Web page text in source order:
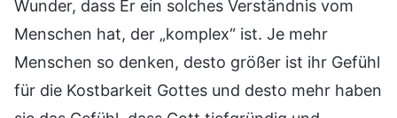
Wunder, dass Er ein solches Verständnis vom
Menschen hat, der „komplex“ ist. Je mehr
Menschen so denken, desto größer ist ihr Gefühl
für die Kostbarkeit Gottes und desto mehr haben